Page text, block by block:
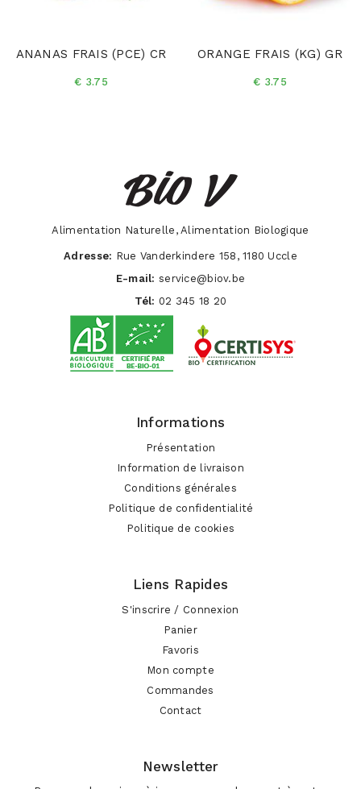
ANANAS FRAIS (PCE) CR
€ 3.75
ORANGE FRAIS (KG) GR
€ 3.75
Alimentation Naturelle, Alimentation Biologique
Adresse: Rue Vanderkindere 158, 1180 Uccle
E-mail: service@biov.be
Tél: 02 345 18 20
Informations
Présentation
Information de livraison
Conditions générales
Politique de confidentialité
Politique de cookies
Liens Rapides
S'inscrire / Connexion
Panier
Favoris
Mon compte
Commandes
Contact
Newsletter